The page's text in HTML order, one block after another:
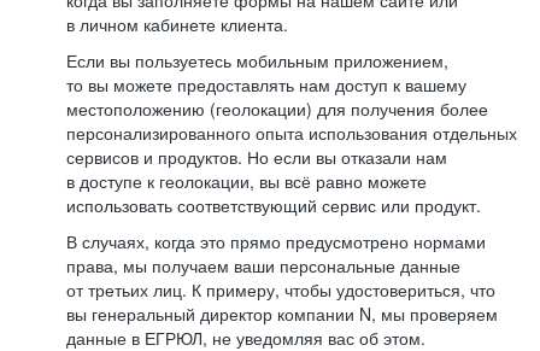
в личном кабинете клиента.
Если вы пользуетесь мобильным приложением,
то вы можете предоставлять нам доступ к вашему
местоположению (геолокации) для получения более
персонализированного опыта использования отдельных
сервисов и продуктов. Но если вы отказали нам
в доступе к геолокации, вы всё равно можете
использовать соответствующий сервис или продукт.
В случаях, когда это прямо предусмотрено нормами
права, мы получаем ваши персональные данные
от третьих лиц. К примеру, чтобы удостовериться, что
вы генеральный директор компании N, мы проверяем
данные в ЕГРЮЛ, не уведомляя вас об этом.